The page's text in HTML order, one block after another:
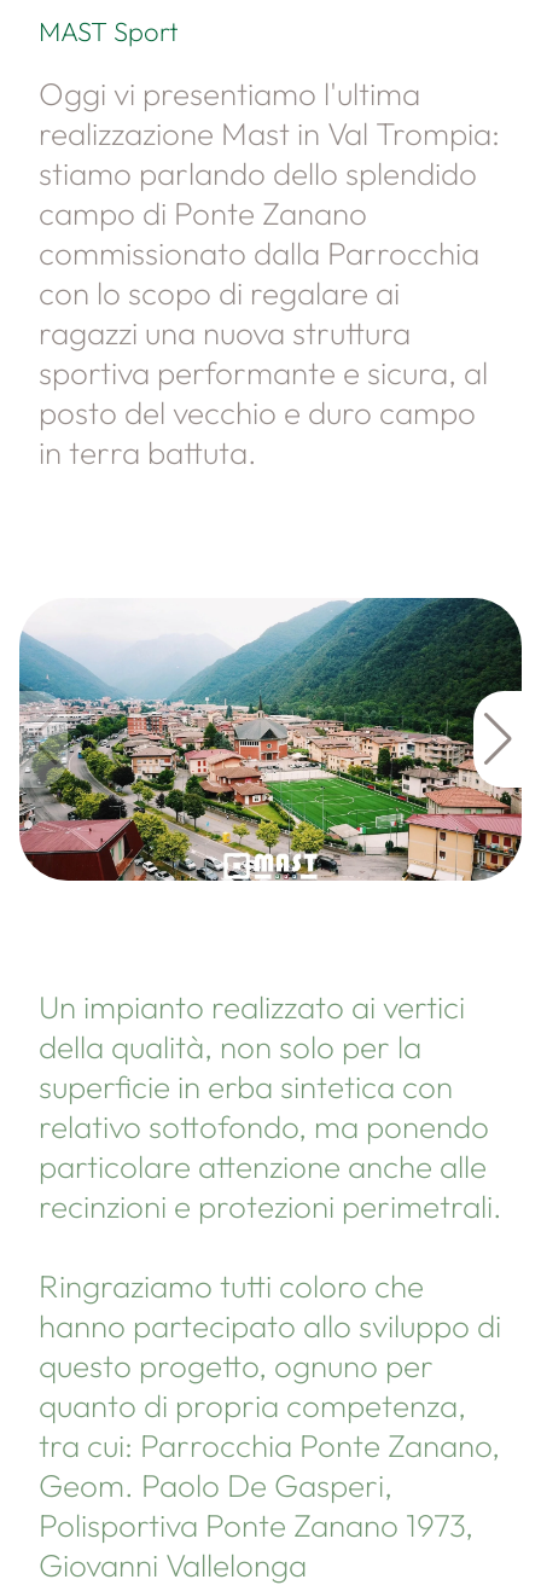
MAST Sport
Oggi vi presentiamo l'ultima
realizzazione Mast in Val Trompia:
stiamo parlando dello splendido
campo di Ponte Zanano
commissionato dalla Parrocchia
con lo scopo di regalare ai
ragazzi una nuova struttura
sportiva performante e sicura, al
posto del vecchio e duro campo
in terra battuta.
Un impianto realizzato ai vertici
della qualità, non solo per la
superficie in erba sintetica con
relativo sottofondo, ma ponendo
particolare attenzione anche alle
recinzioni e protezioni perimetrali.
Ringraziamo tutti coloro che
hanno partecipato allo sviluppo di
questo progetto, ognuno per
quanto di propria competenza,
tra cui: Parrocchia Ponte Zanano,
Geom. Paolo De Gasperi,
Polisportiva Ponte Zanano 1973,
Giovanni Vallelonga